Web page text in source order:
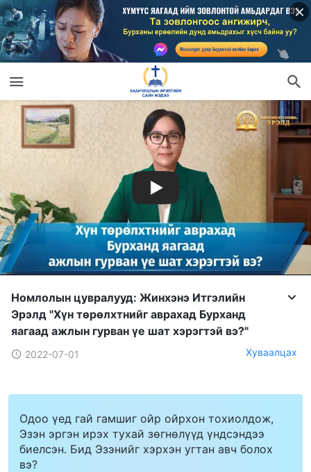
Номлолын цувралууд: Жинхэнэ Итгэлийн
Эрэлд "Хүн төрөлхтнийг аврахад Бурханд
яагаад ажлын гурван үе шат хэрэгтэй вэ?"
2022-07-01 Хуваалцах
Одоо үед гай гамшиг ойр ойрхон тохиолдож,
Эзэн эргэн ирэх тухай зөгнөлүүд үндсэндээ
биелсэн. Бид Эзэнийг хэрхэн угтан авч болох
вэ?